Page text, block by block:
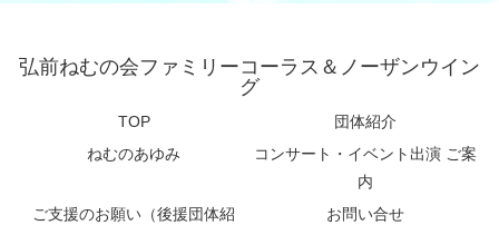
弘前ねむの会ファミリーコーラス＆ノーザンウイン
グ
TOP
団体紹介
ねむのあゆみ
コンサート・イベント出演 ご案
内
ご支援のお願い（後援団体紹
お問い合せ